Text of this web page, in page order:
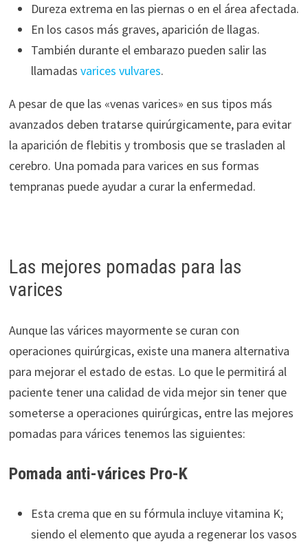
Dureza extrema en las piernas o en el área afectada.
En los casos más graves, aparición de llagas.
También durante el embarazo pueden salir las
llamadas varices vulvares.
A pesar de que las «venas varices» en sus tipos más
avanzados deben tratarse quirúrgicamente, para evitar
la aparición de flebitis y trombosis que se trasladen al
cerebro. Una pomada para varices en sus formas
tempranas puede ayudar a curar la enfermedad.
Las mejores pomadas para las
varices
Aunque las várices mayormente se curan con
operaciones quirúrgicas, existe una manera alternativa
para mejorar el estado de estas. Lo que le permitirá al
paciente tener una calidad de vida mejor sin tener que
someterse a operaciones quirúrgicas, entre las mejores
pomadas para várices tenemos las siguientes:
Pomada anti-várices Pro-K
Esta crema que en su fórmula incluye vitamina K;
siendo el elemento que ayuda a regenerar los vasos